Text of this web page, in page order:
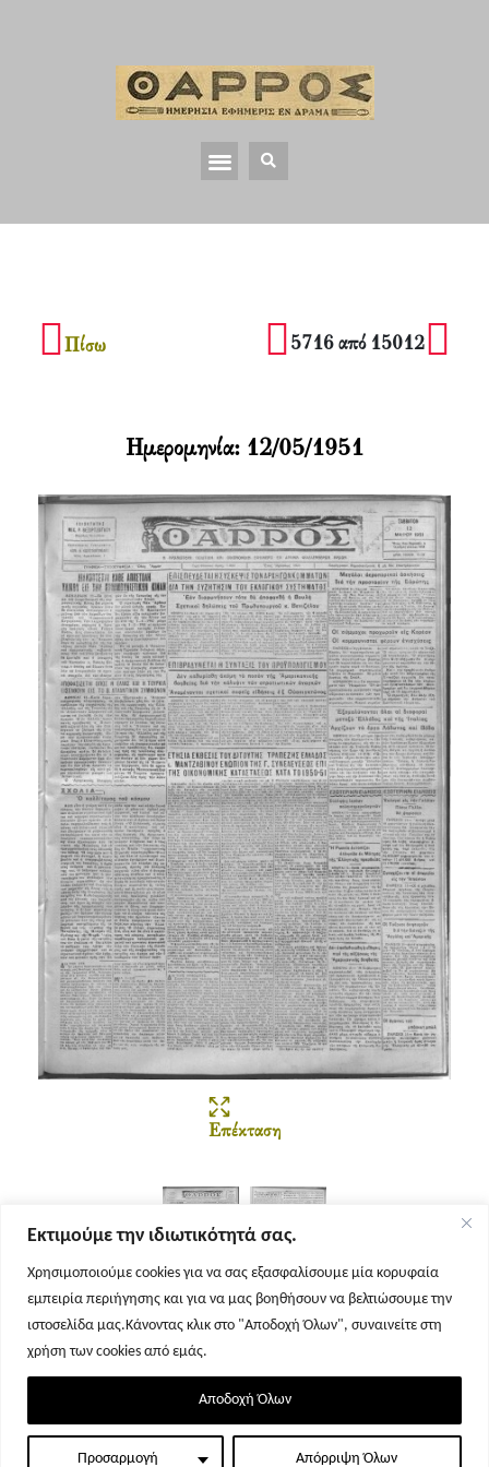
Εκτιμούμε την ιδιωτικότητά σας.
Χρησιμοποιούμε cookies για να σας εξασφαλίσουμε μία κορυφαία
εμπειρία περιήγησης και για να μας βοηθήσουν να βελτιώσουμε την
ιστοσελίδα μας.Κάνοντας κλικ στο "Αποδοχή Όλων", συναινείτε στη
χρήση των cookies από εμάς.
Προσαρμογή Απόρριψη Όλων
Αποδοχή Όλων
Πίσω 5716 από 15012
Επέκταση
Σελίδα 1 Σελίδα 2
Ημερομηνία: 12/05/1951